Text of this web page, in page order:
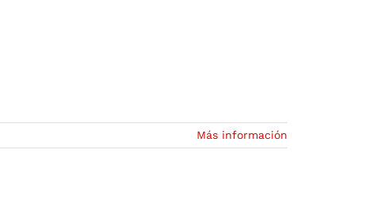
Más información